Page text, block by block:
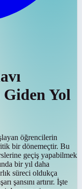
Yol
öğrencilerin
bir dönemeçtir. Bu
geçiş yapabilmek
bir yıl daha
süreci oldukça
şansını artırır. İşte